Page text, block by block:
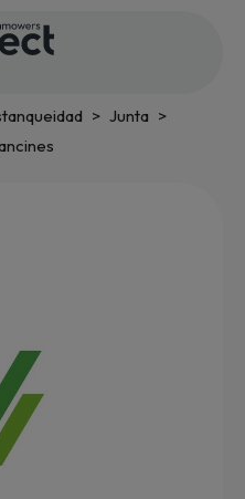
Junta